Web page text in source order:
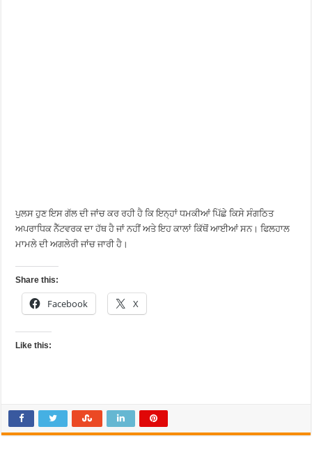
ਪੁਲਸ ਹੁਣ ਇਸ ਗੱਲ ਦੀ ਜਾਂਚ ਕਰ ਰਹੀ ਹੈ ਕਿ ਇਨ੍ਹਾਂ ਧਮਕੀਆਂ ਪਿੱਛੇ ਕਿਸੇ ਸੰਗਠਿਤ
ਅਪਰਾਧਿਕ ਨੈੱਟਵਰਕ ਦਾ ਹੱਥ ਹੈ ਜਾਂ ਨਹੀਂ ਅਤੇ ਇਹ ਕਾਲਾਂ ਕਿੱਥੋਂ ਆਈਆਂ ਸਨ। ਫਿਲਹਾਲ
ਮਾਮਲੇ ਦੀ ਅਗਲੇਰੀ ਜਾਂਚ ਜਾਰੀ ਹੈ।
Share this:
Facebook X
Like this: